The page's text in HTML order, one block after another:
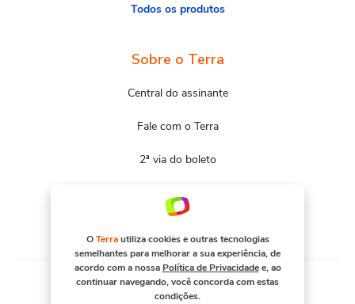
Todos os produtos
Sobre o Terra
Central do assinante
Fale com o Terra
2ª via do boleto
OTerrautiliza cookies e outras tecnologias
semelhantes para melhorar a sua experiência, de
acordo com a nossa Política de Privacidadee, ao
continuar navegando, você concorda com estas
condições.